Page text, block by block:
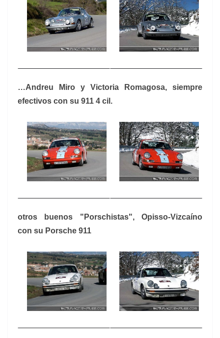
…Andreu Miro y Victoria Romagosa, siempre
efectivos con su 911 4 cil.
otros buenos "Porschistas", Opisso-Vizcaíno
con su Porsche 911